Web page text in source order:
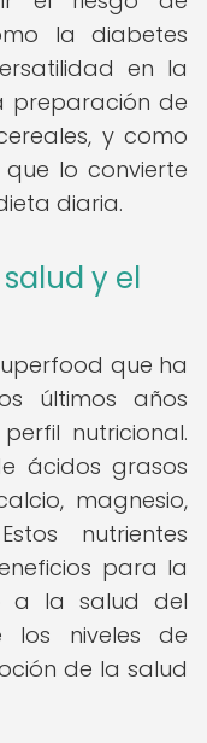
la diabetes
en la
preparación de
y como
lo convierte
diaria.
y el
que ha
últimos años
nutricional.
ácidos grasos
magnesio,
nutrientes
para la
a la salud del
los niveles de
de la salud